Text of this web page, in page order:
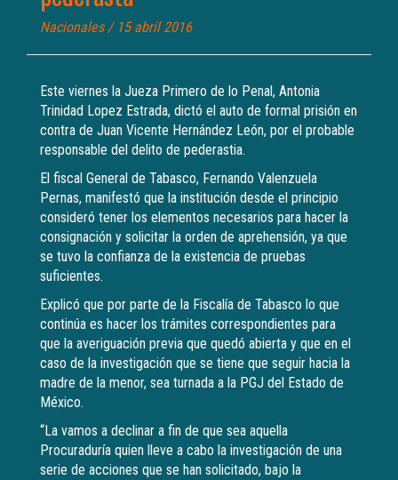
Nacionales/ 15 abril 2016
Este viernes la Jueza Primero de lo Penal, Antonia
Trinidad Lopez Estrada, dictó el auto de formal prisión en
contra de Juan Vicente Hernández León, por el probable
responsable del delito de pederastia.
El fiscal General de Tabasco, Fernando Valenzuela
Pernas, manifestó que la institución desde el principio
consideró tener los elementos necesarios para hacer la
consignación y solicitar la orden de aprehensión, ya que
se tuvo la confianza de la existencia de pruebas
suficientes.
Explicó que por parte de la Fiscalía de Tabasco lo que
continúa es hacer los trámites correspondientes para
que la averiguación previa que quedó abierta y que en el
caso de la investigación que se tiene que seguir hacia la
madre de la menor, sea turnada a la PGJ del Estado de
México.
“La vamos a declinar a fin de que sea aquella
Procuraduría quien lleve a cabo la investigación de una
serie de acciones que se han solicitado, bajo la